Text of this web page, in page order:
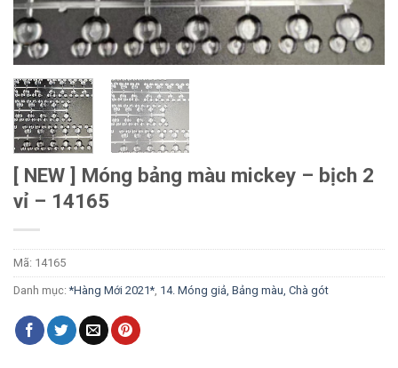
[ NEW ] Móng bảng màu mickey – bịch 2
vỉ – 14165
Mã: 14165
Danh mục:*Hàng Mới 2021* 14. Móng giả, Bảng màu, Chà gót